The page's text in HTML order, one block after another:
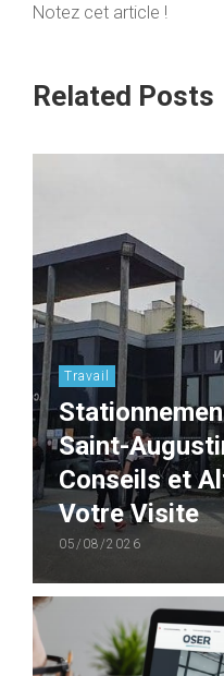
Notez cet article !
Related Posts
Travail
Saint-
Conseils et
Votre Visite
05/08/2026